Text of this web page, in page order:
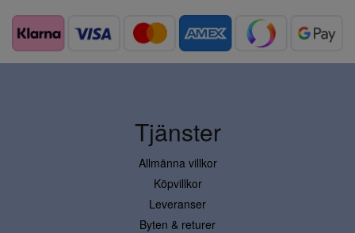
Tjänster
Allmänna villkor
Köpvillkor
Leveranser
Byten & returer